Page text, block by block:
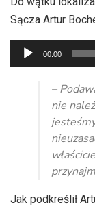
Sącza Artur
Odtwarzacz
plików
dźwiękowych
00:00
–
nie
Jak podkreślił